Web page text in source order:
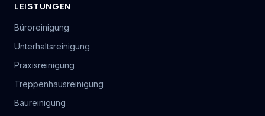
LEISTUNGEN
Büroreinigung
Unterhaltsreinigung
Praxisreinigung
Treppenhausreinigung
Baureinigung